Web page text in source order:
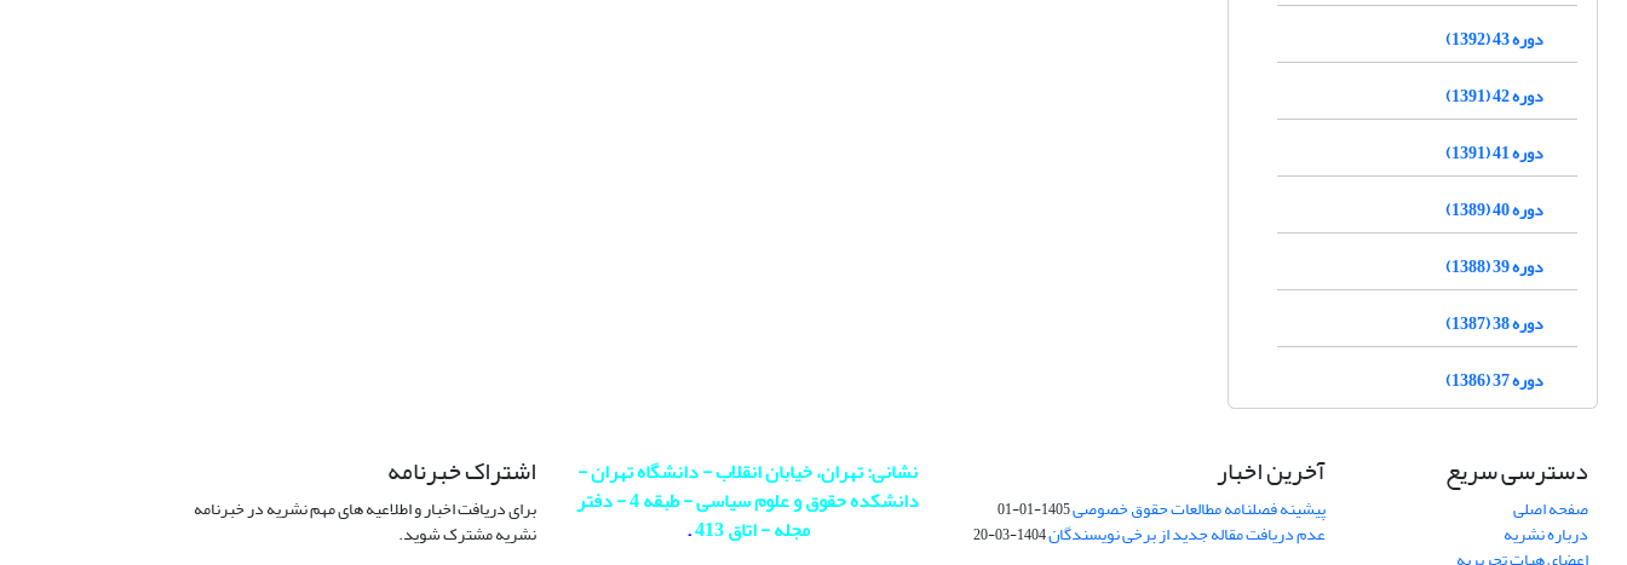
دوره 43 (1392)
دوره 42 (1391)
دوره 41 (1391)
دوره 40 (1389)
دوره 39 (1388)
دوره 38 (1387)
دوره 37 (1386)
دسترسی سریع
صفحه اصلی
درباره نشریه
آخرین اخبار
پیشینه فصلنامه مطالعات حقوق خصوصی1405-01-01
عدم دریافت مقاله جدید از برخی نویسندگان1404-03-20
نشانی: تهران، خیابان انقلاب - دانشگاه تهران -
دانشکده حقوق و علوم سیاسی - طبقه 4 - دفتر
مجله - اتاق 413
.
اشتراک خبرنامه
برای دریافت اخبار و اطلاعیه های مهم نشریه در خبرنامه
نشریه مشترک شوید.